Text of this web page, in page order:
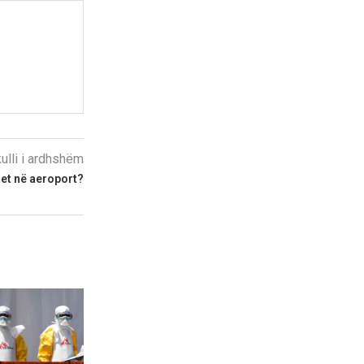
i ardhshëm
në aeroport?